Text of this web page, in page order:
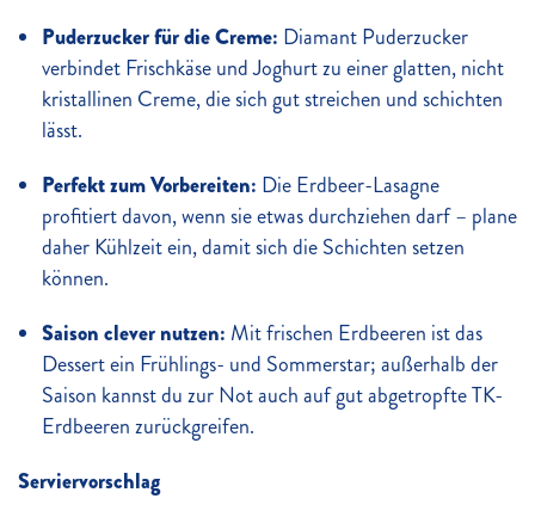
Puderzucker für die Creme: Diamant Puderzucker
verbindet Frischkäse und Joghurt zu einer glatten, nicht
kristallinen Creme, die sich gut streichen und schichten
lässt.
Perfekt zum Vorbereiten: Die Erdbeer-Lasagne
profitiert davon, wenn sie etwas durchziehen darf – plane
daher Kühlzeit ein, damit sich die Schichten setzen
können.
Saison clever nutzen: Mit frischen Erdbeeren ist das
Dessert ein Frühlings- und Sommerstar; außerhalb der
Saison kannst du zur Not auch auf gut abgetropfte TK-
Erdbeeren zurückgreifen.
Serviervorschlag